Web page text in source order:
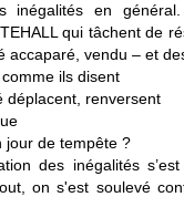
inégalités en
qui tâchent de
accaparé, vendu – et
ils disent
déplacent, renversent
jour de tempête ?
des inégalités
on s'est soulevé